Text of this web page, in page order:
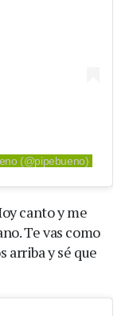
(@pipebueno)
canto y me
Te vas como
arriba y sé que